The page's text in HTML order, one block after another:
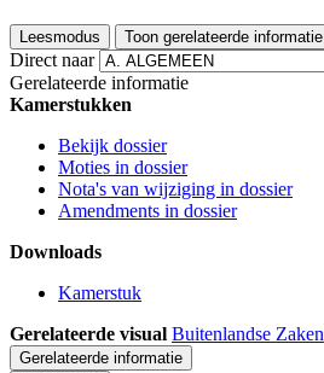
Leesmodus Toon gerelateerde informatie
Direct naar
Gerelateerde informatie
Kamerstukken
Bekijk dossier
Moties in dossier
Nota's van wijziging in dossier
Amendments in dossier
Downloads
Kamerstuk
Gerelateerde visual Buitenlandse Zaken
Gerelateerde informatie